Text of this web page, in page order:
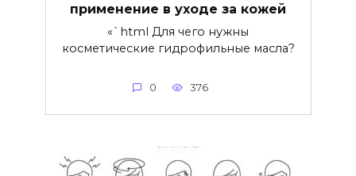
применение в уходе за кожей
«`html Для чего нужны
косметические гидрофильные масла?
0 376